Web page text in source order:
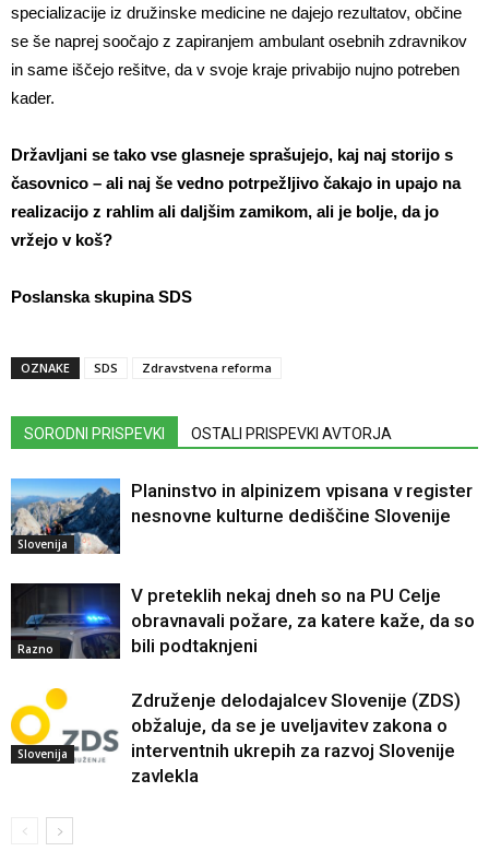
specializacije iz družinske medicine ne dajejo rezultatov, občine
se še naprej soočajo z zapiranjem ambulant osebnih zdravnikov
in same iščejo rešitve, da v svoje kraje privabijo nujno potreben
kader.
Državljani se tako vse glasneje sprašujejo, kaj naj storijo s
časovnico – ali naj še vedno potrpežljivo čakajo in upajo na
realizacijo z rahlim ali daljšim zamikom, ali je bolje, da jo
vržejo v koš?
Poslanska skupina SDS
OZNAKE SDS Zdravstvena reforma
SORODNI PRISPEVKI OSTALI PRISPEVKI AVTORJA
Slovenija
Planinstvo in alpinizem vpisana v register
nesnovne kulturne dediščine Slovenije
Razno
V preteklih nekaj dneh so na PU Celje
obravnavali požare, za katere kaže, da so
bili podtaknjeni
Slovenija
Združenje delodajalcev Slovenije (ZDS)
obžaluje, da se je uveljavitev zakona o
interventnih ukrepih za razvoj Slovenije
zavlekla